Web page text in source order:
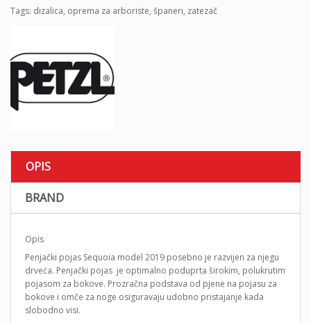
Tags: dizalica, oprema za arboriste, španeri, zatezač
OPIS
BRAND
Opis
Penjački pojas Sequoia model 2019 posebno je razvijen za njegu
drveća. Penjački pojas je optimalno poduprta širokim, polukrutim
pojasom za bokove. Prozračna podstava od pjene na pojasu za
bokove i omče za noge osiguravaju udobno pristajanje kada
slobodno visi.